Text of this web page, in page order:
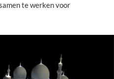
te werken voor